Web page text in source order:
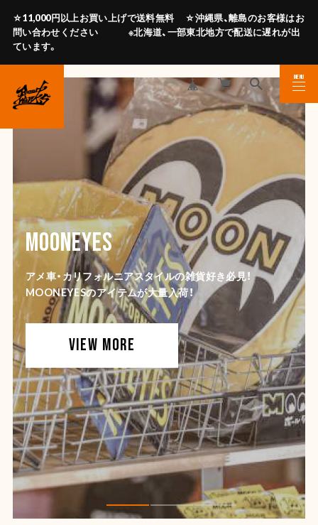
☆11,000円以上お買い上げで送料無料 ☆沖縄県、離島のお客様はお
問い合わせください ※北海道、一部東北地方で配送に遅れが出
ています。
MENU
CLOSE
アメ車・カリフォルニアスタイルの雑貨好き必見！
MOONEYESのアイテムが大量入荷！
VIEW MORE
Fragrance Item
一般での流通数が少ない
"SORRY WE ARE NEVER CLOSED"シリーズ、
20年間愛され続けている「HEMP」シリーズ取扱開始！
VIEW MORE